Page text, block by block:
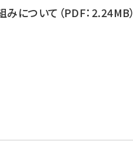
について（PDF：2.24MB）